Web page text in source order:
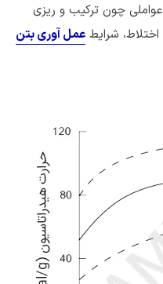
چون ترکیب و ریزی
شرایط عمل آوری بتن